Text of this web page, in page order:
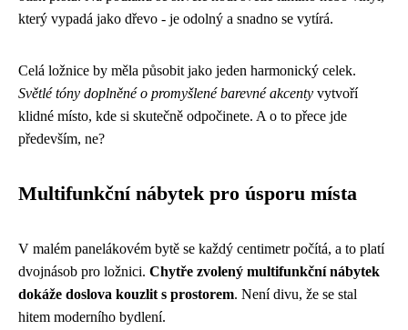
který vypadá jako dřevo - je odolný a snadno se vytírá.
Celá ložnice by měla působit jako jeden harmonický celek.
Světlé tóny doplněné o promyšlené barevné akcenty vytvoří
klidné místo, kde si skutečně odpočinete. A o to přece jde
především, ne?
Multifunkční nábytek pro úsporu místa
V malém panelákovém bytě se každý centimetr počítá, a to platí
dvojnásob pro ložnici. Chytře zvolený multifunkční nábytek
dokáže doslova kouzlit s prostorem. Není divu, že se stal
hitem moderního bydlení.